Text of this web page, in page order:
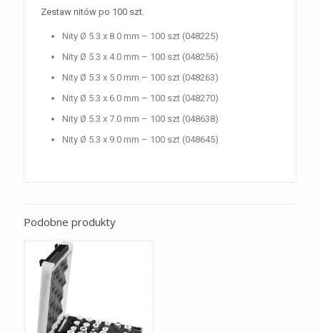
Zestaw nitów po 100 szt.
Nity Ø 5.3 x 8.0 mm – 100 szt (048225)
Nity Ø 5.3 x 4.0 mm – 100 szt (048256)
Nity Ø 5.3 x 5.0 mm – 100 szt (048263)
Nity Ø 5.3 x 6.0 mm – 100 szt (048270)
Nity Ø 5.3 x 7.0 mm – 100 szt (048638)
Nity Ø 5.3 x 9.0 mm – 100 szt (048645)
Podobne produkty